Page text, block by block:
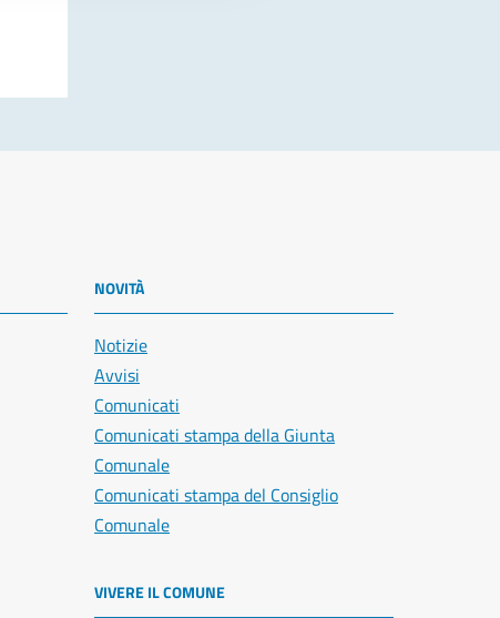
NOVITÀ
Notizie
Avvisi
Comunicati
Comunicati stampa della Giunta
Comunale
Comunicati stampa del Consiglio
Comunale
VIVERE IL COMUNE